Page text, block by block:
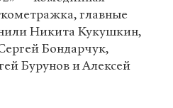
главные
Никита Кукушкин,
Бондарчук,
Бурунов и Алексей